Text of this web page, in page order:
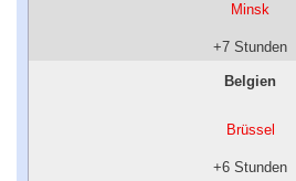
Minsk
+7 Stunden
Belgien
Brüssel
+6 Stunden